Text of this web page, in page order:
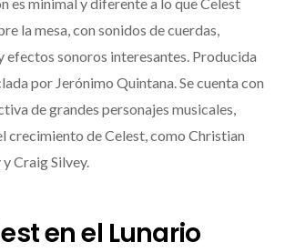
la mesa, con sonidos de cuerdas,
efectos sonoros interesantes. Producida
por Jerónimo Quintana. Se cuenta con
de grandes personajes musicales,
crecimiento de Celest, como Christian
y Craig Silvey.
en el Lunario